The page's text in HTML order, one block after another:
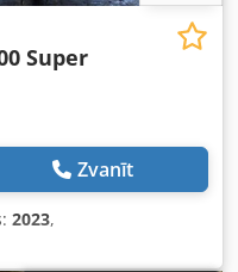
Super
Zvanīt
2023,